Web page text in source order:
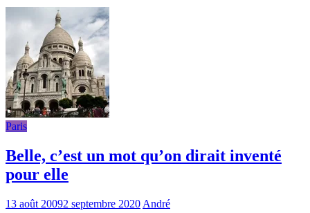
Paris
Belle, c’est un mot qu’on dirait inventé
pour elle
13 août 20092 septembre 2020 André